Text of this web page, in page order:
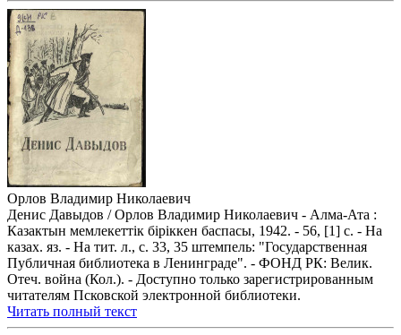
Орлов Владимир Николаевич
Денис Давыдов / Орлов Владимир Николаевич - Алма-Ата :
Казактын мемлекеттiк бiрiккен баспасы, 1942. - 56, [1] с. - На
казах. яз. - На тит. л., с. 33, 35 штемпель: "Государственная
Публичная библиотека в Ленинграде". - ФОНД РК: Велик.
Отеч. война (Кол.). - Доступно только зарегистрированным
читателям Псковской электронной библиотеки.
Читать полный текст